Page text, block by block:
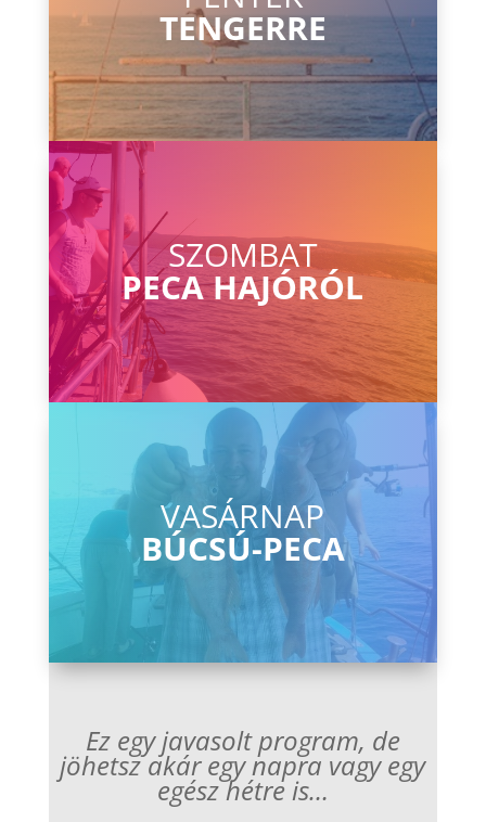
TENGERRE
SZOMBAT
PECA HAJÓRÓL
VASÁRNAP
BÚCSÚ-PECA
Ez egy javasolt program, de
jöhetsz akár egy napra vagy egy
egész hétre is…